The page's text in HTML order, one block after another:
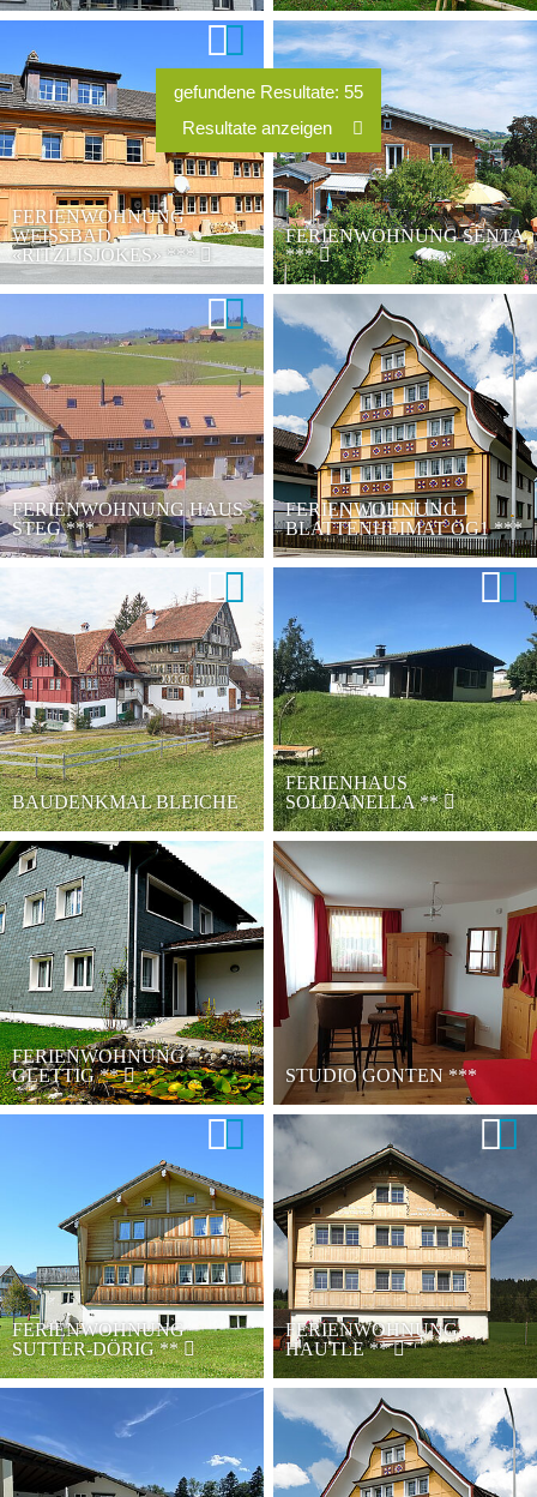
FERIENWOHNUNG
WEISSBAD
«RITZLISJOKES»***
FERIENWOHNUNG SENTA
***
FERIENWOHNUNG HAUS
STEG***
FERIENWOHNUNG
BLATTENHEIMAT OG1***
BAUDENKMAL BLEICHE
FERIENHAUS
SOLDANELLA**
FERIENWOHNUNG
GLETTIG** STUDIO GONTEN***
FERIENWOHNUNG
SUTTER-DÖRIG**
FERIENWOHNUNG
HAUTLE**